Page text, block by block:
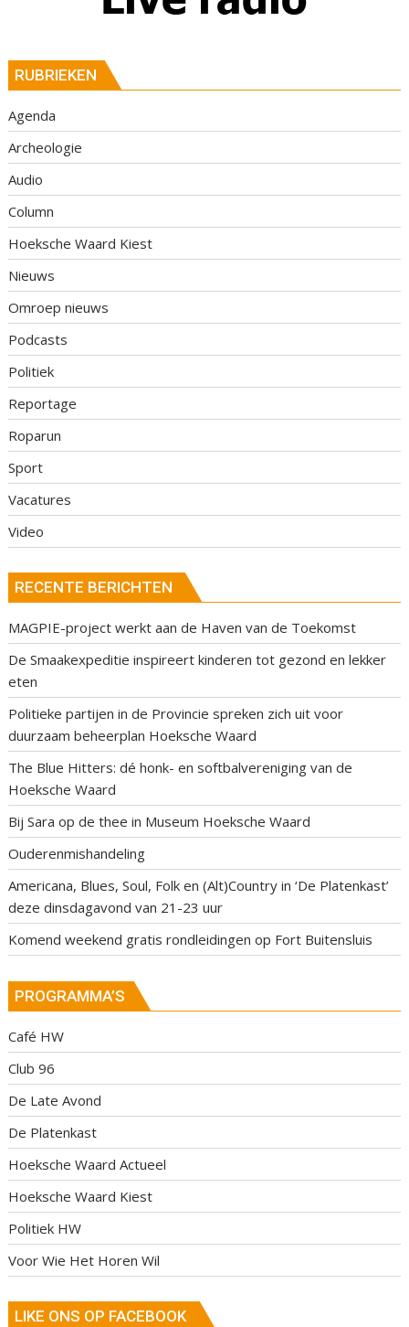
RUBRIEKEN
Agenda
Archeologie
Audio
Column
Hoeksche Waard Kiest
Nieuws
Omroep nieuws
Podcasts
Politiek
Reportage
Roparun
Sport
Vacatures
Video
RECENTE BERICHTEN
MAGPIE-project werkt aan de Haven van de Toekomst
De Smaakexpeditie inspireert kinderen tot gezond en lekker
eten
Politieke partijen in de Provincie spreken zich uit voor
duurzaam beheerplan Hoeksche Waard
The Blue Hitters: dé honk- en softbalvereniging van de
Hoeksche Waard
Bij Sara op de thee in Museum Hoeksche Waard
Ouderenmishandeling
Americana, Blues, Soul, Folk en (Alt)Country in ‘De Platenkast’
deze dinsdagavond van 21-23 uur
Komend weekend gratis rondleidingen op Fort Buitensluis
PROGRAMMA’S
Café HW
Club 96
De Late Avond
De Platenkast
Hoeksche Waard Actueel
Hoeksche Waard Kiest
Politiek HW
Voor Wie Het Horen Wil
LIKE ONS OP FACEBOOK